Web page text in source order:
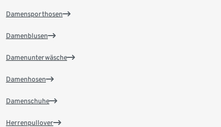
Damensporthosen
Damenblusen
Damenunterwäsche
Damenhosen
Damenschuhe
Herrenpullover